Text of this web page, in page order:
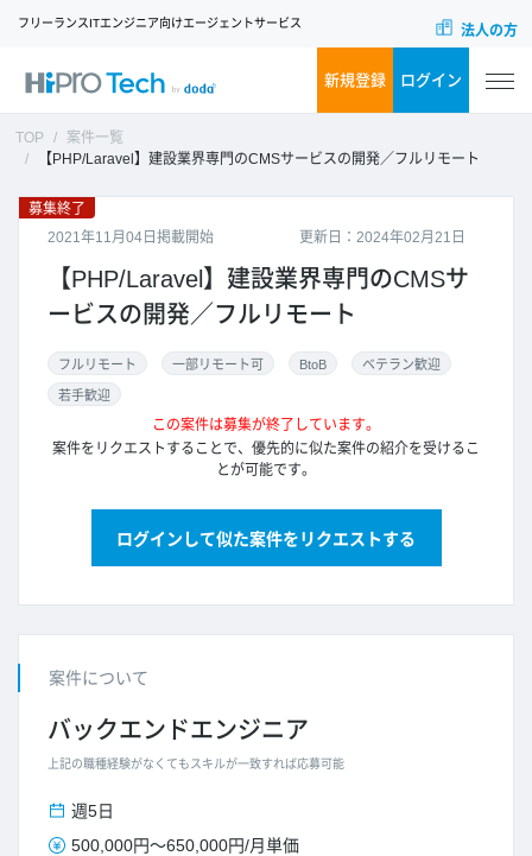
フリーランスITエンジニア向けエージェントサービス 法人の方
新規登録 ログイン
TOP
案件一覧
【PHP/Laravel】建設業界専門のCMSサービスの開発／フルリモート
更新日：2024年02月21日
募集終了
2021年11月04日掲載開始
【PHP/Laravel】建設業界専門のCMSサ
ービスの開発／フルリモート
フルリモート 一部リモート可 BtoB ベテラン歓迎
若手歓迎
この案件は募集が終了しています。
案件をリクエストすることで、優先的に似た案件の紹介を受けるこ
とが可能です。
ログインして似た案件をリクエストする
案件について
バックエンドエンジニア
上記の職種経験がなくてもスキルが一致すれば応募可能
週5日
500,000円～650,000円/月単価